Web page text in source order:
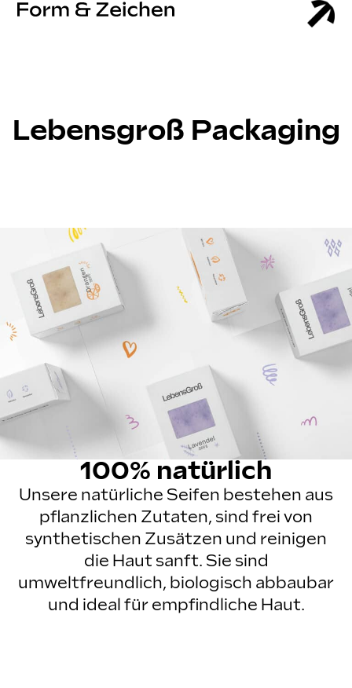
Lebensgroß Packaging
100% natürlich
Unsere natürliche Seifen bestehen aus
pflanzlichen Zutaten, sind frei von
synthetischen Zusätzen und reinigen
die Haut sanft. Sie sind
umweltfreundlich, biologisch abbaubar
und ideal für empfindliche Haut.